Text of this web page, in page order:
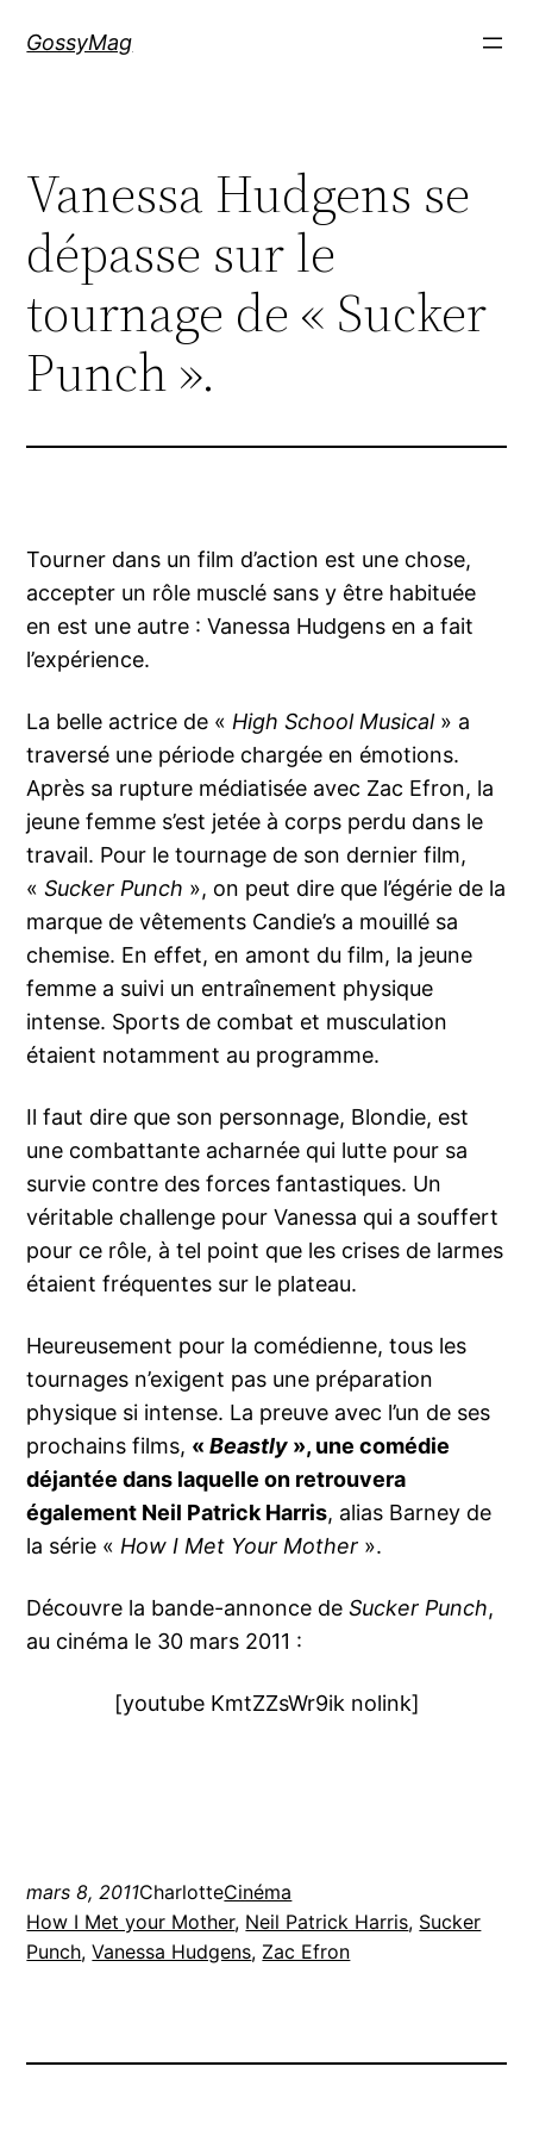
GossyMag
Vanessa Hudgens se
dépasse sur le
tournage de « Sucker
Punch ».
Tourner dans un film d’action est une chose,
accepter un rôle musclé sans y être habituée
en est une autre : Vanessa Hudgens en a fait
l’expérience.
La belle actrice de «High School Musical» a
traversé une période chargée en émotions.
Après sa rupture médiatisée avec Zac Efron, la
jeune femme s’est jetée à corps perdu dans le
travail. Pour le tournage de son dernier film,
«Sucker Punch », on peut dire que l’égérie de la
marque de vêtements Candie’s a mouillé sa
chemise. En effet, en amont du film, la jeune
femme a suivi un entraînement physique
intense. Sports de combat et musculation
étaient notamment au programme.
Il faut dire que son personnage, Blondie, est
une combattante acharnée qui lutte pour sa
survie contre des forces fantastiques. Un
véritable challenge pour Vanessa qui a souffert
pour ce rôle, à tel point que les crises de larmes
étaient fréquentes sur le plateau.
Heureusement pour la comédienne, tous les
tournages n’exigent pas une préparation
physique si intense. La preuve avec l’un de ses
prochains films, «Beastly », une comédie
déjantée dans laquelle on retrouvera
également Neil Patrick Harris, alias Barney de
la série «How I Met Your Mother ».
Découvre la bande-annonce deSucker Punch,
au cinéma le 30 mars 2011 :
[youtube KmtZZsWr9ik nolink]
mars 8, 2011CharlotteCinéma
How I Met your Mother, Neil Patrick Harris, Sucker
Punch, Vanessa Hudgens, Zac Efron